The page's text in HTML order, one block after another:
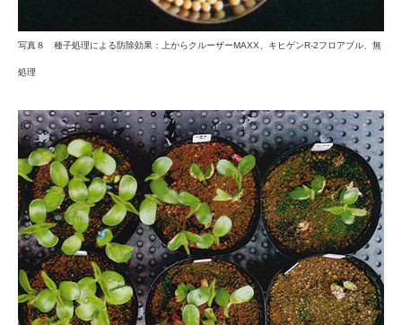
写真８ 種子処理による防除効果：上からクルーザーMAXX、キヒゲンR-2フロアブル、無
処理